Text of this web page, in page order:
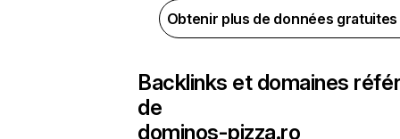
Obtenir plus de données
Backlinks et domaines
de
dominos-pizza.ro